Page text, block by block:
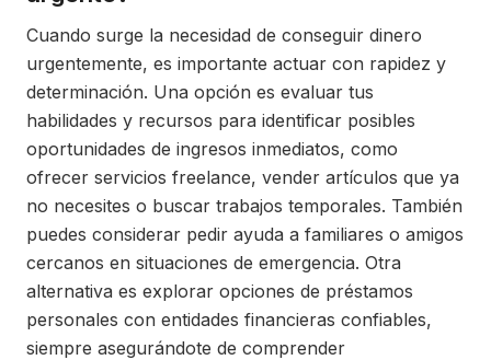
Cuando surge la necesidad de conseguir dinero
urgentemente, es importante actuar con rapidez y
determinación. Una opción es evaluar tus
habilidades y recursos para identificar posibles
oportunidades de ingresos inmediatos, como
ofrecer servicios freelance, vender artículos que ya
no necesites o buscar trabajos temporales. También
puedes considerar pedir ayuda a familiares o amigos
cercanos en situaciones de emergencia. Otra
alternativa es explorar opciones de préstamos
personales con entidades financieras confiables,
siempre asegurándote de comprender